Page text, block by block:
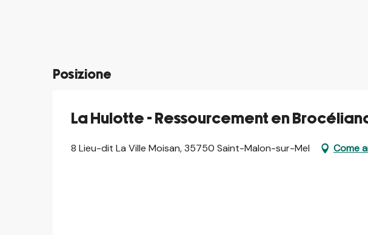
Posizione
La Hulotte - Ressourcement en
8 Lieu-dit La Ville Moisan, 35750 Saint-Malon-sur-Mel Come